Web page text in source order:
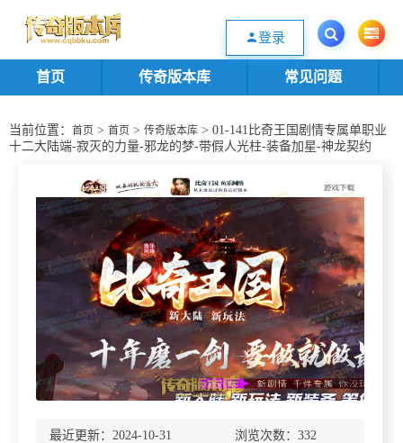
欢迎您光临传奇版本库资源下载站，一个优质的传奇版本源码基地。欢迎选购
登录
首页 传奇版本库 常见问题
当前位置： 首页 > 首页 > 传奇版本库 > 01-141比奇王国剧情专属单职业
十二大陆端-寂灭的力量-邪龙的梦-带假人光柱-装备加星-神龙契约
最近更新：2024-10-31 浏览次数： 332